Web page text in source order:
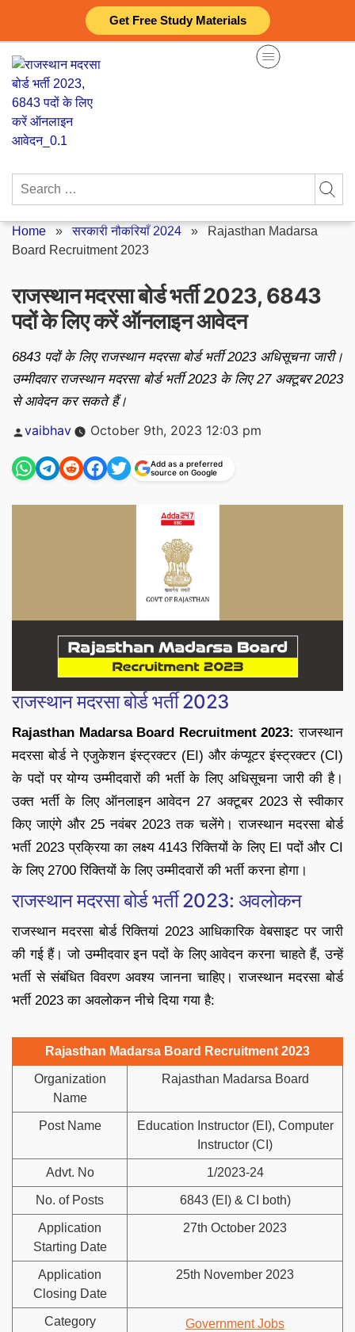
Get Free Study Materials
content
Search
Home »सरकारी नौकरियाँ 2024 » Rajasthan Madarsa
Board Recruitment 2023
राजस्थान मदरसा बोर्ड भर्ती 2023, 6843
पदों के लिए करें ऑनलाइन आवेदन
6843 पदों के लिए राजस्थान मदरसा बोर्ड भर्ती 2023 अधिसूचना जारी।
उम्मीदवार राजस्थान मदरसा बोर्ड भर्ती 2023 के लिए 27 अक्टूबर 2023
से आवेदन कर सकते हैं।
Posted
vaibhav October 9th, 2023 12:03 pm
Add as a preferred
source on Google
राजस्थान मदरसा बोर्ड भर्ती 2023
Rajasthan Madarsa Board Recruitment 2023: राजस्थान
मदरसा बोर्ड ने एजुकेशन इंस्ट्रक्टर (EI) और कंप्यूटर इंस्ट्रक्टर (CI)
के पदों पर योग्य उम्मीदवारों की भर्ती के लिए अधिसूचना जारी की है।
उक्त भर्ती के लिए ऑनलाइन आवेदन 27 अक्टूबर 2023 से स्वीकार
किए जाएंगे और 25 नवंबर 2023 तक चलेंगे। राजस्थान मदरसा बोर्ड
भर्ती 2023 प्रक्रिया का लक्ष्य 4143 रिक्तियों के लिए EI पदों और CI
के लिए 2700 रिक्तियों के लिए उम्मीदवारों की भर्ती करना होगा।
राजस्थान मदरसा बोर्ड भर्ती 2023: अवलोकन
राजस्थान मदरसा बोर्ड रिक्तियां 2023 आधिकारिक वेबसाइट पर जारी
की गई हैं। जो उम्मीदवार इन पदों के लिए आवेदन करना चाहते हैं, उन्हें
भर्ती से संबंधित विवरण अवश्य जानना चाहिए। राजस्थान मदरसा बोर्ड
भर्ती 2023 का अवलोकन नीचे दिया गया है:
Rajasthan Madarsa Board Recruitment 2023
Organization
Name
Rajasthan Madarsa Board
Post Name
Education Instructor (EI), Computer
Instructor (CI)
Advt. No 1/2023-24
No. of Posts 6843 (EI) & CI both)
Application
Starting Date
27th October 2023
Application
Closing Date
25th November 2023
Category Government Jobs